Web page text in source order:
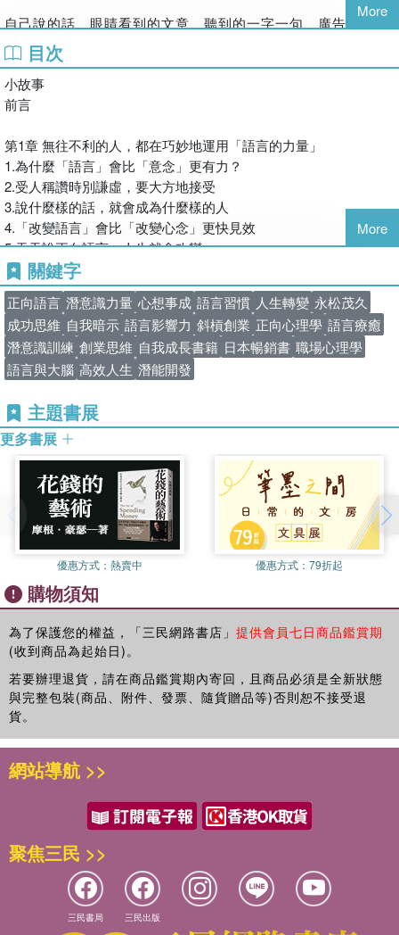
1.潛意識無法判斷善惡
得信賴的人。
想結識貴人，就要不斷地說「我身旁有很多值得信賴的人」，
潛意識便會讓現實朝這個方向發展。
2.潛意識無法辨認時間
潛意識無法分辨過去、現在、未來。
當你不斷回顧失敗紀錄，潛意識會誤認為是發生在當下的事
實，並加深該段記憶。
但常常開心地談論未來，也會啟動相同機制，潛意識甚至還會
讓我們看見實現夢想的方法。
3.潛意識無法分辨自己與他人
當你抱怨「他能力有夠差」，潛意識會忽略主詞「他」，只輸
入「能力有夠差」，並開始搜尋各種「能力差」的事，讓你想
再次抱怨相同內容。
因此，抱怨無益，讚美別人反而對自己有幫助。
4.潛意識會不斷尋找問題的解答
當「意識」已放棄思考，潛意識還會不停找答案。
而且跟網路搜尋引擎一樣，當你常說「為什麼辦不到」，潛意
識就會全力搜尋辦不到的理由。
改說「怎麼做才辦得到」，潛意識就會更改搜尋內容，讓我們
離成功越來越近。
只要我們善用潛意識的特徵，在腦中具體勾勒目標，並化為正
向語言說出來，潛意識就會展開搜尋，進而使我們察覺身邊充
滿各種成功機會！
若能進一步養成說正向語言的習慣，在潛意識裡不斷累積美
好、愉快的記憶，既存的負面記憶便會逐漸被擠壓到潛意識的
下層去，目標就會更容易達成！
那麼，該如何培養說正向語言的好習慣呢？
斜槓創業家永松茂久根據親身實證經驗，提出了多項技巧，你
也一起試試看！
【方法1】想像目標實現的場景，編寫「未來劇本」
【方法2】金玉良言出現時，要「貪婪」地立刻做筆記
【方法3】在社群網站寫出讓所有人精神振奮的文章
【方法4】反覆聆聽成功者的談話錄音
【方法6】定期與一起朝目標邁進的同伴聯繫
【方法7】建立一套可天天重複操作的簡單機制
方法8、方法9……更多簡單上手的方法，快翻閱本書查詢！
企業講師、心理師、極限運動員、教育界、名主持人
產、餐飲、長照、經營管理等領域之口筆譯。興趣是在日本渡
假務農。
譯稿指教：ccfjp@hotmail.com
裘凱宇│溝通心理學家
楊斯棓│方寸管顧公司首席顧問、醫師
熊仁謙│大鼻子哲人
瑪那熊│諮商心理師、溝通講師
趙胤丞│企業講師、胤嚮筆記創辦人
蔡宇哲│台灣應用心理學會理事長
蔡緯昱│兩岸百強企業講師
蘇書平│為你而讀執行長
按姓氏筆畫排列
自己說的話、眼睛看到的文章、聽到的一字一句、廣告詞、電
視上傳來的句子，還有在網路或社群網站接觸到的文字......。
環顧四周，我們生活的這個世界充斥著各種語言。然而，就因
為它們太過想當然耳、太過密切地圍繞在你我身邊，所以讓人
可是，這些和你我常相左右的語言，其實大大地左右了我們的
人生。
各位好，我是永松茂久。
我目前在東京負責綜合教練學院－－「永松塾」的營運工作，
培育有心追求自我實現、有意從事出版，或想以演講、講習課
程、管理顧問、教練服務為業的人才。
除了打理這一所教練學院之外，我還經營了一家公司，名叫
「人財育成JAPAN股份有限公司」，旗下開設了五家餐廳，分
前年，我以人生導師的教誨、和過去十五年在業界打滾的經驗
匯整。
在我運用這一套理論，面對許多人的人生目標、煩惱的經驗當
中，我更堅信「人會因為語言而成長」。
在我打理的永松塾，還有我自己經營的公司裡，有一個共通的
重要約定。
那就是禁止否定。
我們的概念，就是「沒有否定的空間」。
對此，學員和員工的迴響非常熱烈，紛紛向我們表示，自己只
不過是在生活中打造了「沒有否定的空間」而已，竟然「工作
業績出現驚人成長」、「運勢變旺」、「人際關係變好了」。
「改變語言？這樣人生就會改變嗎？」
起初許多人都半信半疑，但到頭來一定會改變。
不僅在學院裡，在我工作的職場，以及我擔任諮詢顧問或教練
服務所接觸到的人，看了他們身體力行的實際績效之後，我可
以很有信心地這麼說。
More
目次
小故事
前言
第1章 無往不利的人，都在巧妙地運用「語言的力量」
1.為什麼「語言」會比「意念」更有力？
2.受人稱讚時別謙虛，要大方地接受
3.說什麼樣的話，就會成為什麼樣的人
4.「改變語言」會比「改變心念」更快見效
5.天天說正向語言，人生就會改變
6.儲備大量正面言論
7.運用「自我應驗預言」，成就夢想或目標
8.改變成見，待人接物也會隨之改變
專欄 寫下「未來的劇本」，實現夢想的機率就能增長十倍！
第2章 為什麼「改變語言」就能扭轉未來？
10.潛意識的特徵2 潛意識無法分辨「自己」和「別人」
11.潛意識的特徵3 潛意識會不斷地找尋問題的解答
13.這就是「吸引力法則」的真相
14.說正向語言，在潛意識裡堆積更多好話
15.養成說正向語言的習慣，就能控制腦內濾網
16.用「語言的力量」找回了弄丟的錢包！
17.無往不利者和諸事不順者，差別就在這句話
專欄 寫下「未來的劇本」，潛意識和腦內濾網就會幫我們照劇本
演完
第3章 如何讓自己養成使用正向語言的習慣
18.無法讚美自己的人，不妨先試著讚美他人
19.勤做筆記，翻轉說話習慣
20.廁所、浴室、床上……養成隨處做筆記的習慣
21.下定決心，只發能讓自己和讀者振奮精神的文章
22.因為看了別人的社群網站而心生羨慕時，不妨取消追蹤
23.反覆聆聽成功者的聲音
24.消除負向語言，別想要一步到位
25.諸事不順時，別氣餒消沉，要提醒自己繼續持之以恆
26.當有人說「你說的話聽起來很不真實」的時候，您的勵志故事
將就此展開
專欄 寫下「未來的劇本」，意念就會化為語言，故事便開始啟動
第4章「沒有否定的空間」會改變你的人生
27.我們的身邊，聚集了一群與我們波長相近的人
More
關鍵字
正向語言 潛意識力量 心想事成 語言習慣 人生轉變 永松茂久
成功思維 自我暗示 語言影響力 斜槓創業 正向心理學 語言療癒
潛意識訓練 創業思維 自我成長書籍 日本暢銷書 職場心理學
語言與大腦 高效人生 潛能開發
主題書展
更多書展
優惠方式： 熱賣中 優惠方式： 79折起
購物須知
為了保護您的權益，「三民網路書店」 提供會員七日商品鑑賞期
(收到商品為起始日)。
若要辦理退貨，請在商品鑑賞期內寄回，且商品必須是全新狀態
與完整包裝(商品、附件、發票、隨貨贈品等)否則恕不接受退
貨。
網站導航 >>
聚焦三民 >>
三民書局 三民出版